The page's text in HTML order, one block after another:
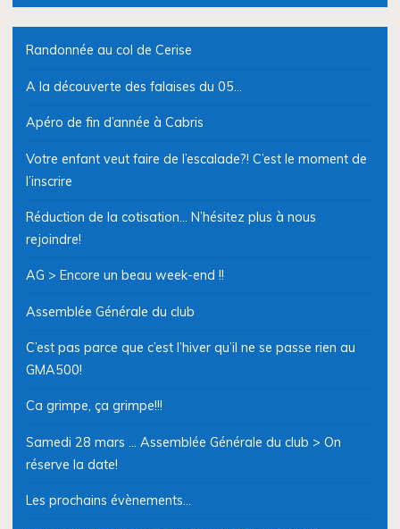
Randonnée au col de Cerise
A la découverte des falaises du 05…
Apéro de fin d’année à Cabris
Votre enfant veut faire de l’escalade?! C’est le moment de
l’inscrire
Réduction de la cotisation… N’hésitez plus à nous
rejoindre!
AG > Encore un beau week-end !!
Assemblée Générale du club
C’est pas parce que c’est l’hiver qu’il ne se passe rien au
GMA500!
Ca grimpe, ça grimpe!!!
Samedi 28 mars … Assemblée Générale du club > On
réserve la date!
Les prochains évènements…